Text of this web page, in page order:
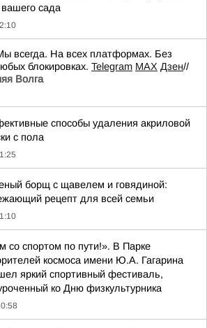
сада
всегда. На всех платформах. Без
блокировках. Telegram MAX Дзен//
Волга
способы удаления акриловой
с пола
борщ с щавелем и говядиной:
рецепт для всей семьи
со спортом по пути!». В Парке
космоса имени Ю.А. Гагарина
яркий спортивный фестиваль,
ко Дню физкультурника